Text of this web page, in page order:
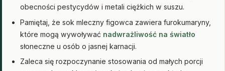
obecności pestycydów i metali ciężkich w suszu.
Pamiętaj, że sok mleczny figowca zawiera furokumaryny,
które mogą wywoływać nadwrażliwość na światło
słoneczne u osób o jasnej karnacji.
Zaleca się rozpoczynanie stosowania od małych porcji